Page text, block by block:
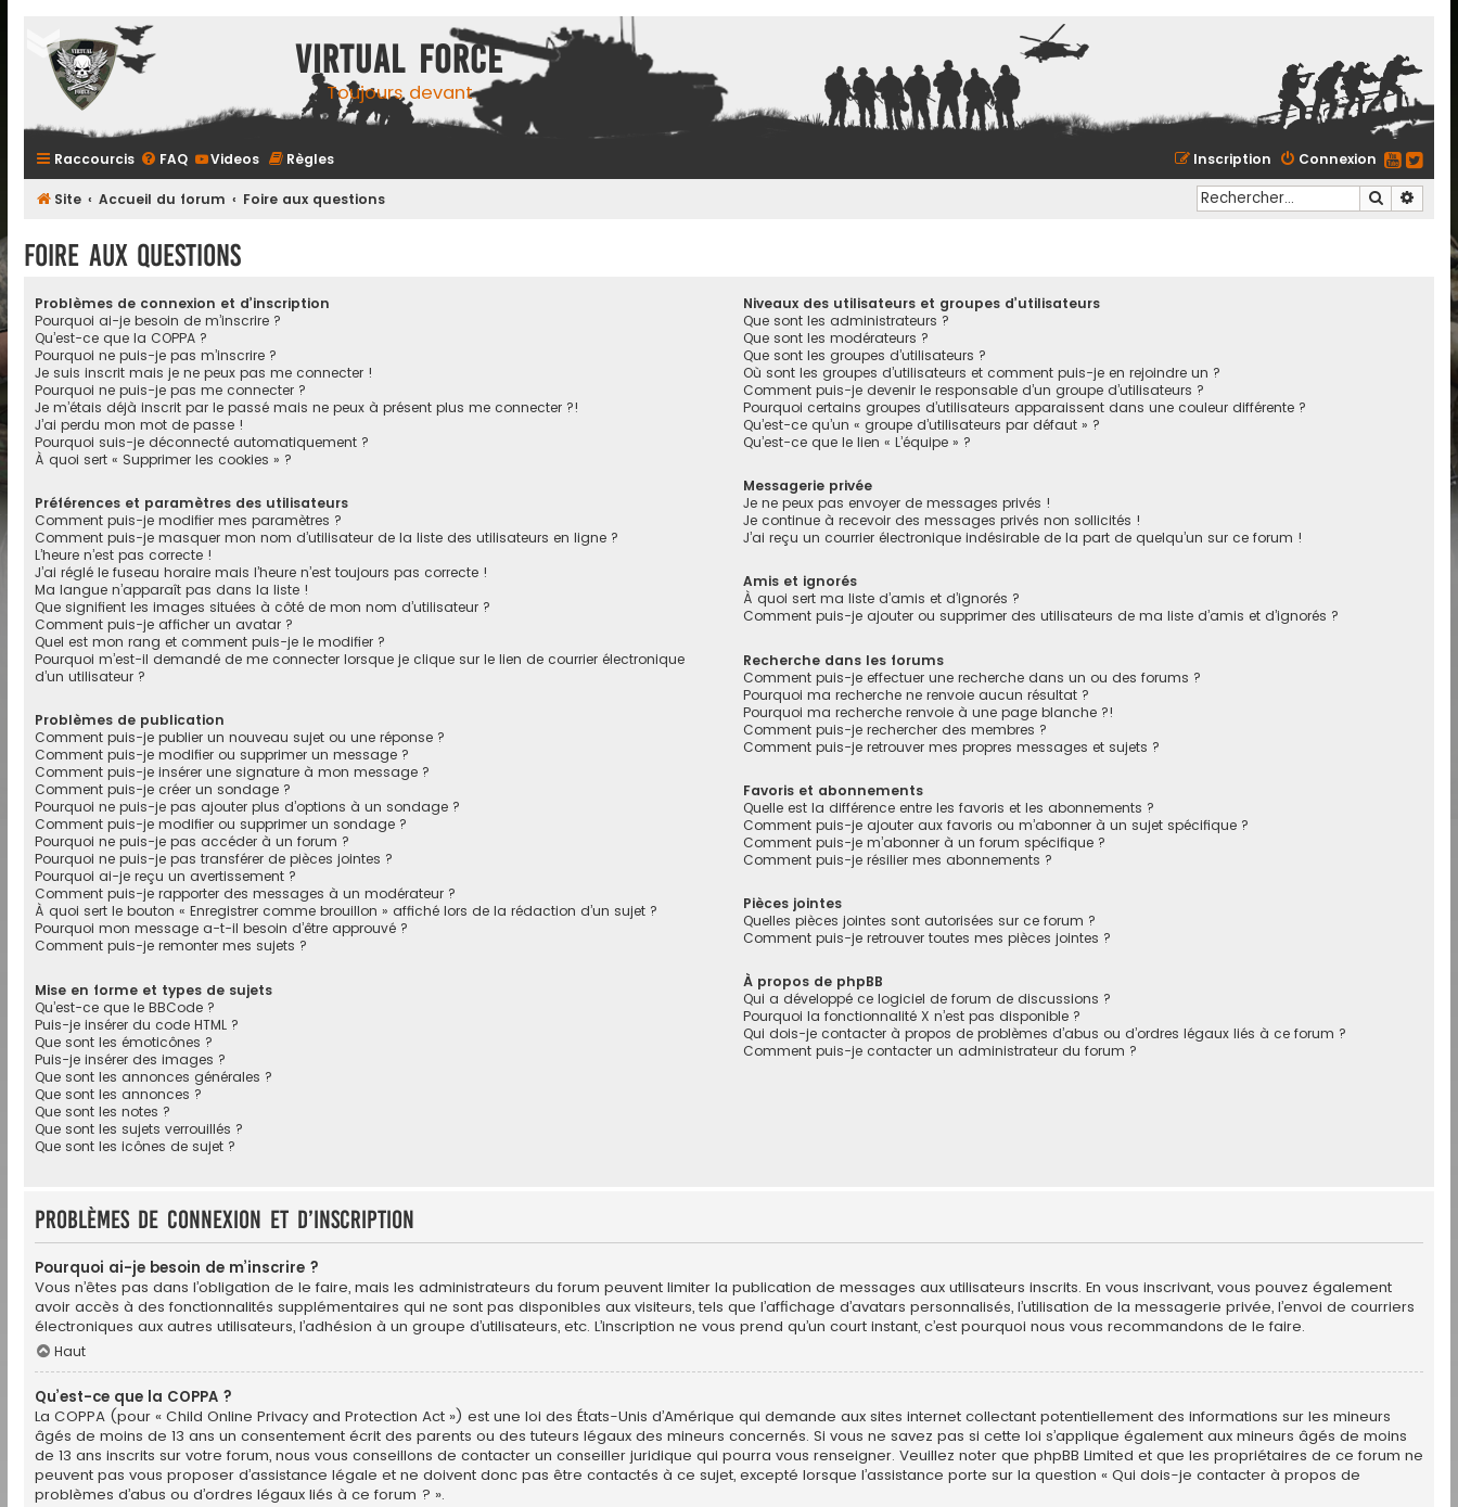
Virtual Force
Toujours devant
Raccourcis FAQ Videos Règles Connexion
Inscription
Site Accueil du forum Foire aux questions
Foire aux questions
Problèmes de connexion et d’inscription
Pourquoi ai-je besoin de m’inscrire ?
Qu’est-ce que la COPPA ?
Pourquoi ne puis-je pas m’inscrire ?
Je suis inscrit mais je ne peux pas me connecter !
Pourquoi ne puis-je pas me connecter ?
Je m’étais déjà inscrit par le passé mais ne peux à présent plus me connecter ?!
J’ai perdu mon mot de passe !
Pourquoi suis-je déconnecté automatiquement ?
À quoi sert « Supprimer les cookies » ?
Préférences et paramètres des utilisateurs
Comment puis-je modifier mes paramètres ?
Comment puis-je masquer mon nom d’utilisateur de la liste des utilisateurs en ligne ?
L’heure n’est pas correcte !
J’ai réglé le fuseau horaire mais l’heure n’est toujours pas correcte !
Ma langue n’apparaît pas dans la liste !
Que signifient les images situées à côté de mon nom d’utilisateur ?
Comment puis-je afficher un avatar ?
Quel est mon rang et comment puis-je le modifier ?
Pourquoi m’est-il demandé de me connecter lorsque je clique sur le lien de courrier électronique
d’un utilisateur ?
Problèmes de publication
Comment puis-je publier un nouveau sujet ou une réponse ?
Comment puis-je modifier ou supprimer un message ?
Comment puis-je insérer une signature à mon message ?
Comment puis-je créer un sondage ?
Pourquoi ne puis-je pas ajouter plus d’options à un sondage ?
Comment puis-je modifier ou supprimer un sondage ?
Pourquoi ne puis-je pas accéder à un forum ?
Pourquoi ne puis-je pas transférer de pièces jointes ?
Pourquoi ai-je reçu un avertissement ?
Comment puis-je rapporter des messages à un modérateur ?
À quoi sert le bouton « Enregistrer comme brouillon » affiché lors de la rédaction d’un sujet ?
Pourquoi mon message a-t-il besoin d’être approuvé ?
Comment puis-je remonter mes sujets ?
Mise en forme et types de sujets
Qu’est-ce que le BBCode ?
Puis-je insérer du code HTML ?
Que sont les émoticônes ?
Puis-je insérer des images ?
Que sont les annonces générales ?
Que sont les annonces ?
Que sont les notes ?
Que sont les sujets verrouillés ?
Que sont les icônes de sujet ?
Niveaux des utilisateurs et groupes d’utilisateurs
Que sont les administrateurs ?
Que sont les modérateurs ?
Que sont les groupes d’utilisateurs ?
Où sont les groupes d’utilisateurs et comment puis-je en rejoindre un ?
Comment puis-je devenir le responsable d’un groupe d’utilisateurs ?
Pourquoi certains groupes d’utilisateurs apparaissent dans une couleur différente ?
Qu’est-ce qu’un « groupe d’utilisateurs par défaut » ?
Qu’est-ce que le lien « L’équipe » ?
Messagerie privée
Je ne peux pas envoyer de messages privés !
Je continue à recevoir des messages privés non sollicités !
J’ai reçu un courrier électronique indésirable de la part de quelqu’un sur ce forum !
Amis et ignorés
À quoi sert ma liste d’amis et d’ignorés ?
Comment puis-je ajouter ou supprimer des utilisateurs de ma liste d’amis et d’ignorés ?
Recherche dans les forums
Comment puis-je effectuer une recherche dans un ou des forums ?
Pourquoi ma recherche ne renvoie aucun résultat ?
Pourquoi ma recherche renvoie à une page blanche ?!
Comment puis-je rechercher des membres ?
Comment puis-je retrouver mes propres messages et sujets ?
Favoris et abonnements
Quelle est la différence entre les favoris et les abonnements ?
Comment puis-je ajouter aux favoris ou m’abonner à un sujet spécifique ?
Comment puis-je m’abonner à un forum spécifique ?
Comment puis-je résilier mes abonnements ?
Pièces jointes
Quelles pièces jointes sont autorisées sur ce forum ?
Comment puis-je retrouver toutes mes pièces jointes ?
À propos de phpBB
Qui a développé ce logiciel de forum de discussions ?
Pourquoi la fonctionnalité X n’est pas disponible ?
Qui dois-je contacter à propos de problèmes d’abus ou d’ordres légaux liés à ce forum ?
Comment puis-je contacter un administrateur du forum ?
Problèmes de connexion et d’inscription
Pourquoi ai-je besoin de m’inscrire ?
Vous n’êtes pas dans l’obligation de le faire, mais les administrateurs du forum peuvent limiter la publication de messages aux utilisateurs inscrits. En vous inscrivant, vous pouvez également
avoir accès à des fonctionnalités supplémentaires qui ne sont pas disponibles aux visiteurs, tels que l’affichage d’avatars personnalisés, l’utilisation de la messagerie privée, l’envoi de courriers
électroniques aux autres utilisateurs, l’adhésion à un groupe d’utilisateurs, etc. L’inscription ne vous prend qu’un court instant, c’est pourquoi nous vous recommandons de le faire.
Haut
Qu’est-ce que la COPPA ?
La COPPA (pour « Child Online Privacy and Protection Act ») est une loi des États-Unis d’Amérique qui demande aux sites internet collectant potentiellement des informations sur les mineurs
âgés de moins de 13 ans un consentement écrit des parents ou des tuteurs légaux des mineurs concernés. Si vous ne savez pas si cette loi s’applique également aux mineurs âgés de moins
de 13 ans inscrits sur votre forum, nous vous conseillons de contacter un conseiller juridique qui pourra vous renseigner. Veuillez noter que phpBB Limited et que les propriétaires de ce forum ne
peuvent pas vous proposer d’assistance légale et ne doivent donc pas être contactés à ce sujet, excepté lorsque l’assistance porte sur la question « Qui dois-je contacter à propos de
problèmes d’abus ou d’ordres légaux liés à ce forum ? ».